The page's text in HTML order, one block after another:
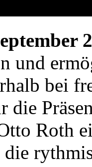
und
bei
die
Roth